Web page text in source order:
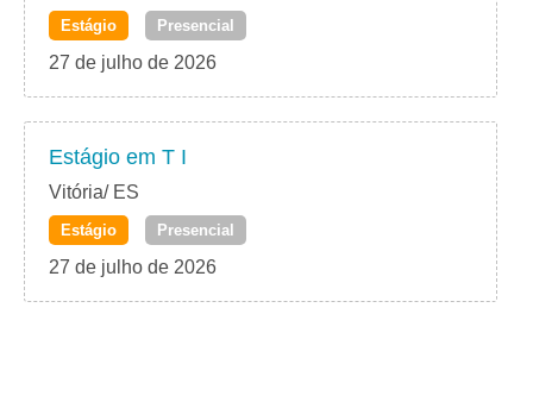
Estágio Presencial
27 de julho de 2026
Estágio em T I
Vitória/ ES
Estágio Presencial
27 de julho de 2026